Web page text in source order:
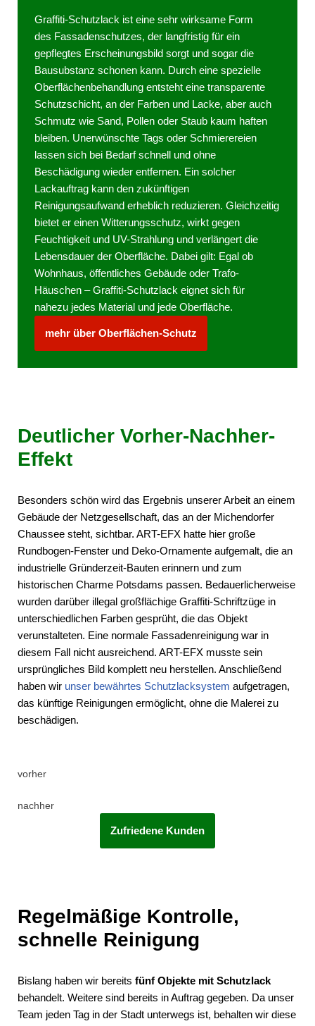
Graffiti-Schutzlack ist eine sehr wirksame Form
des Fassadenschutzes, der langfristig für ein
gepflegtes Erscheinungsbild sorgt und sogar die
Bausubstanz schonen kann. Durch eine spezielle
Oberflächenbehandlung entsteht eine transparente
Schutzschicht, an der Farben und Lacke, aber auch
Schmutz wie Sand, Pollen oder Staub kaum haften
bleiben. Unerwünschte Tags oder Schmierereien
lassen sich bei Bedarf schnell und ohne
Beschädigung wieder entfernen. Ein solcher
Lackauftrag kann den zukünftigen
Reinigungsaufwand erheblich reduzieren. Gleichzeitig
bietet er einen Witterungsschutz, wirkt gegen
Feuchtigkeit und UV-Strahlung und verlängert die
Lebensdauer der Oberfläche. Dabei gilt: Egal ob
Wohnhaus, öffentliches Gebäude oder Trafo-
Häuschen – Graffiti-Schutzlack eignet sich für
nahezu jedes Material und jede Oberfläche.
mehr über Oberflächen-Schutz
Deutlicher Vorher-Nachher-
Effekt
Besonders schön wird das Ergebnis unserer Arbeit an einem
Gebäude der Netzgesellschaft, das an der Michendorfer
Chaussee steht, sichtbar. ART-EFX hatte hier große
Rundbogen-Fenster und Deko-Ornamente aufgemalt, die an
industrielle Gründerzeit-Bauten erinnern und zum
historischen Charme Potsdams passen. Bedauerlicherweise
wurden darüber illegal großflächige Graffiti-Schriftzüge in
unterschiedlichen Farben gesprüht, die das Objekt
verunstalteten. Eine normale Fassadenreinigung war in
diesem Fall nicht ausreichend. ART-EFX musste sein
ursprüngliches Bild komplett neu herstellen. Anschließend
haben wir unser bewährtes Schutzlacksystem aufgetragen,
das künftige Reinigungen ermöglicht, ohne die Malerei zu
beschädigen.
vorher
nachher
Zufriedene Kunden
Regelmäßige Kontrolle,
schnelle Reinigung
Bislang haben wir bereits fünf Objekte mit Schutzlack
behandelt. Weitere sind bereits in Auftrag gegeben. Da unser
Team jeden Tag in der Stadt unterwegs ist, behalten wir diese